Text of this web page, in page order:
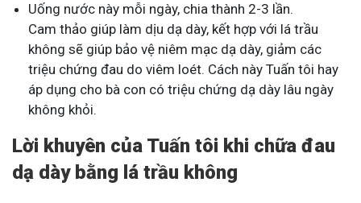
Uống nước này mỗi ngày, chia thành 2-3 lần.
Cam thảo giúp làm dịu dạ dày, kết hợp với lá trầu
không sẽ giúp bảo vệ niêm mạc dạ dày, giảm các
triệu chứng đau do viêm loét. Cách này Tuấn tôi hay
áp dụng cho bà con có triệu chứng dạ dày lâu ngày
không khỏi.
Lời khuyên của Tuấn tôi khi chữa đau
dạ dày bằng lá trầu không